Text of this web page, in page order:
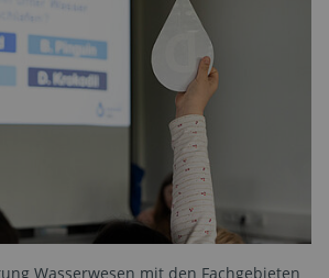
Wasserwesen mit den Fachgebieten